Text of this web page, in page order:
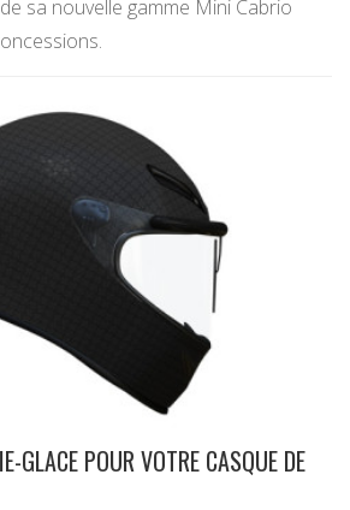
sa nouvelle gamme Mini Cabrio
GLACE POUR VOTRE CASQUE DE